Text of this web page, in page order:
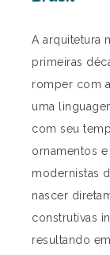
A arquitetura
primeiras
romper com
uma
com seu
ornamentos
modernistas
nascer
construtivas
resultando